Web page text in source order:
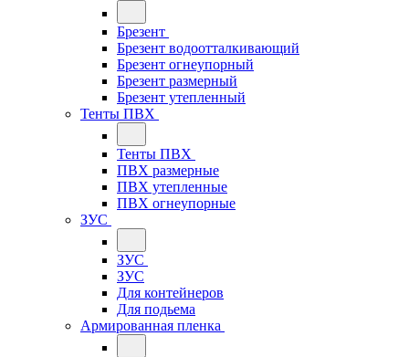
Брезент
Брезент водоотталкивающий
Брезент огнеупорный
Брезент размерный
Брезент утепленный
Тенты ПВХ
Тенты ПВХ
ПВХ размерные
ПВХ утепленные
ПВХ огнеупорные
ЗУС
ЗУС
ЗУС
Для контейнеров
Для подьема
Армированная пленка